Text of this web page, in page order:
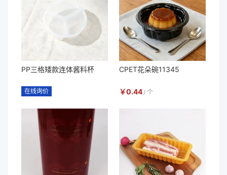
PP三格矮款连体酱料杯
在线询价
CPET花朵碗11345
￥0.44/ 个